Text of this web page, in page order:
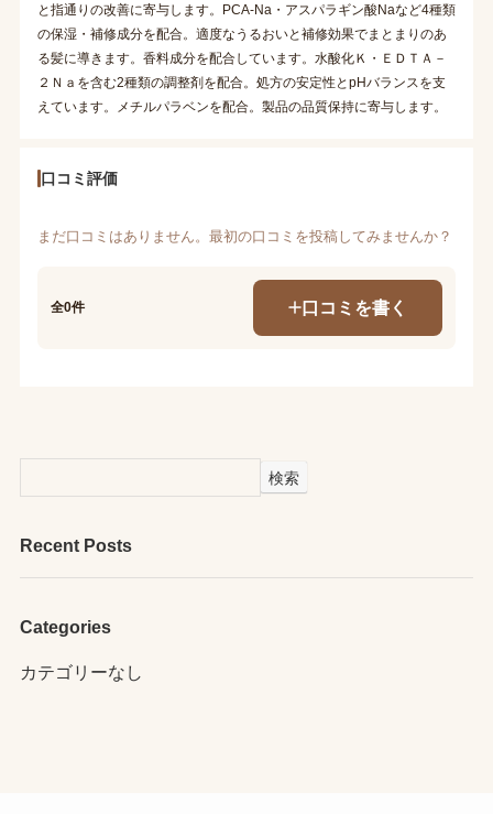
と指通りの改善に寄与します。PCA-Na・アスパラギン酸Naなど4種類
の保湿・補修成分を配合。適度なうるおいと補修効果でまとまりのあ
る髪に導きます。香料成分を配合しています。水酸化Ｋ・ＥＤＴＡ－
２Ｎａを含む2種類の調整剤を配合。処方の安定性とpHバランスを支
えています。メチルパラベンを配合。製品の品質保持に寄与します。
口コミ評価
まだ口コミはありません。最初の口コミを投稿してみませんか？
全0件 口コミを書く
検索
Recent Posts
Categories
カテゴリーなし